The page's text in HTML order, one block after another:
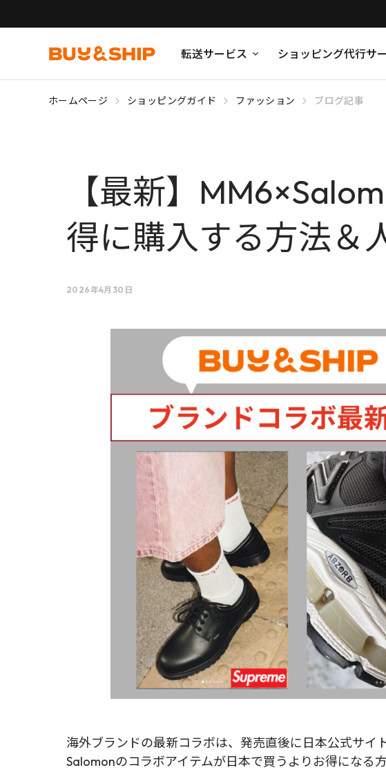
転送サービス ショッピング代行サ
ホームページ ショッピングガイド ファッション ブログ記事
【最新】
得に購入する方法＆
2026年4月30日
海外ブランドの最新コラボは、発売直後に日本公式サ
Salomonのコラボアイテムが日本で買うよりお得になる